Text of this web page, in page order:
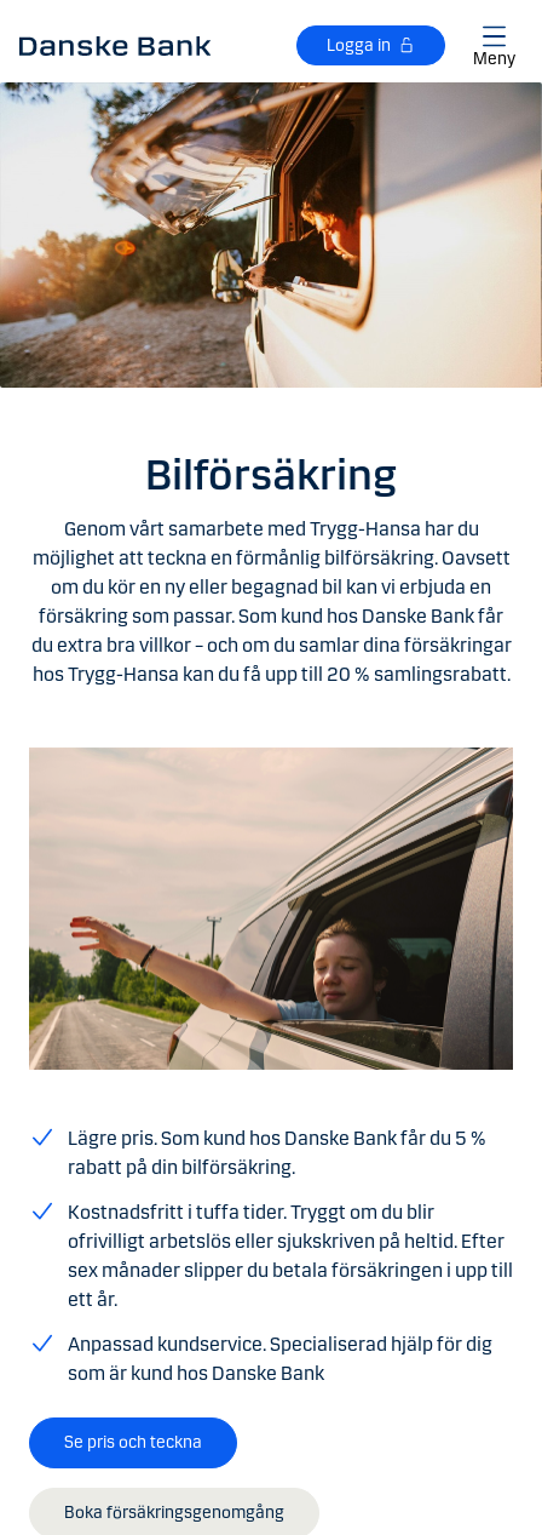
Logga in
Meny
Bilförsäkring
Genom vårt samarbete med Trygg-Hansa har du
möjlighet att teckna en förmånlig bilförsäkring. Oavsett
om du kör en ny eller begagnad bil kan vi erbjuda en
försäkring som passar. Som kund hos Danske Bank får
du extra bra villkor – och om du samlar dina försäkringar
hos Trygg-Hansa kan du få upp till 20 % samlingsrabatt.
Lägre pris. Som kund hos Danske Bank får du 5 %
rabatt på din bilförsäkring.
Kostnadsfritt i tuffa tider. Tryggt om du blir
ofrivilligt arbetslös eller sjukskriven på heltid. Efter
sex månader slipper du betala försäkringen i upp till
ett år.
Anpassad kundservice. Specialiserad hjälp för dig
som är kund hos Danske Bank
Se pris och teckna
Boka försäkringsgenomgång